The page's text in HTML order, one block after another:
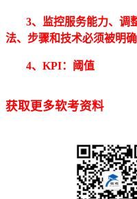
3、监控服务能力、调
法、步骤和技术必须被明确
4、KPI：阈值
获取更多软考资料